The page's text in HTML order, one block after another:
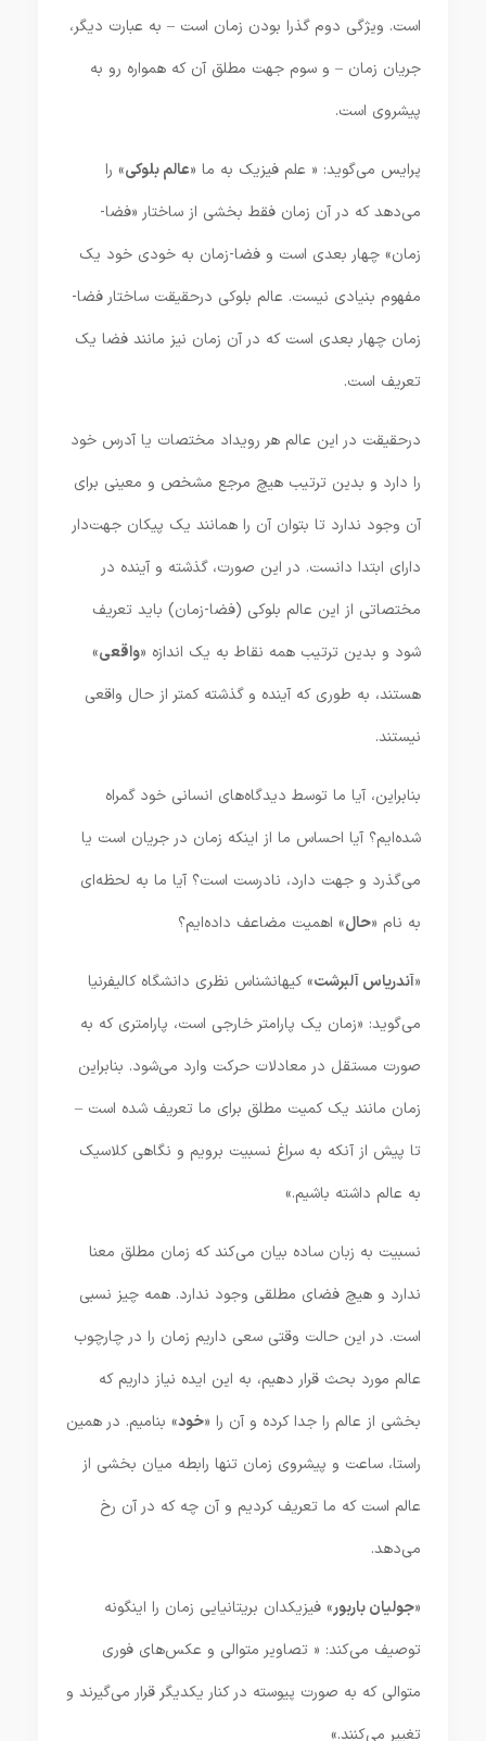
است. ویژگی دوم گذرا بودن زمان است – به عبارت دیگر،
جریان زمان – و سوم جهت مطلق آن که همواره رو به
پیشروی است.
پرایس می‌گوید: « علم فیزیک به ما «عالم بلوکی» را
می‌دهد که در آن زمان فقط بخشی از ساختار «فضا-
زمان» چهار بعدی است و فضا-زمان به خودی خود یک
مفهوم بنیادی نیست. عالم بلوکی درحقیقت ساختار فضا-
زمان چهار بعدی است که در آن زمان نیز مانند فضا یک
تعریف است.
درحقیقت در این عالم هر رویداد مختصات یا آدرس خود
را دارد و بدین ترتیب هیچ مرجع مشخص و معینی برای
آن وجود ندارد تا بتوان آن را همانند یک پیکان جهت‌دار
دارای ابتدا دانست. در این صورت، گذشته و آینده در
مختصاتی از این عالم بلوکی (فضا-زمان) باید تعریف
شود و بدین ترتیب همه نقاط به یک اندازه «واقعی»
هستند، به طوری که آینده و گذشته کمتر از حال واقعی
نیستند.
بنابراین، آیا ما توسط دیدگاه‌های انسانی خود گمراه
شده‌ایم؟ آیا احساس ما از اینکه زمان در جریان است یا
می‌گذرد و جهت دارد، نادرست است؟ آیا ما به لحظه‌ای
به نام «حال» اهمیت مضاعف داده‌ایم؟
«آندریاس آلبرشت» کیهانشناس نظری دانشگاه کالیفرنیا
می‌گوید: «زمان یک پارامتر خارجی است، پارامتری که به
صورت مستقل در معادلات حرکت وارد می‌شود. بنابراین
زمان مانند یک کمیت مطلق برای ما تعریف شده است –
تا پیش از آنکه به سراغ نسبیت برویم و نگاهی کلاسیک
به عالم داشته باشیم.»
نسبیت به زبان ساده بیان می‌کند که زمان مطلق معنا
ندارد و هیچ فضای مطلقی وجود ندارد. همه چیز نسبی
است. در این حالت وقتی سعی داریم زمان را در چارچوب
عالم مورد بحث قرار دهیم، به این ایده نیاز داریم که
بخشی از عالم را جدا کرده و آن را «خود» بنامیم. در همین
راستا، ساعت و پیشروی زمان تنها رابطه میان بخشی از
عالم است که ما تعریف کردیم و آن چه که در آن رخ
می‌دهد.
«جولیان باربور» فیزیکدان بریتانیایی زمان را اینگونه
توصیف می‌کند: « تصاویر متوالی و عکس‌های فوری
متوالی که به صورت پیوسته در کنار یکدیگر قرار می‌گیرند و
تغییر می‌کنند.»